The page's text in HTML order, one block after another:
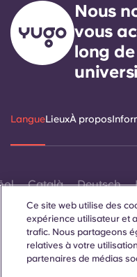
Nous
vous
long
LangueLieuxÀ propos
Català Deutsch
Ce site web utilise des
expérience utilisateur et
trafic. Nous partageons
relatives à votre
partenaires de médias